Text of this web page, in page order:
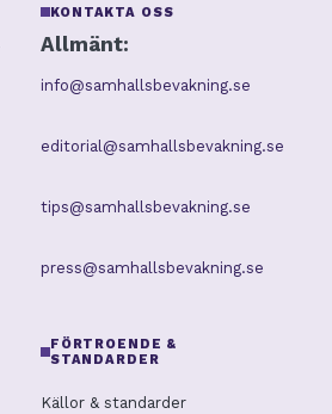
KONTAKTA OSS
Allmänt:
info@samhallsbevakning.se
editorial@samhallsbevakning.se
tips@samhallsbevakning.se
press@samhallsbevakning.se
FÖRTROENDE &
STANDARDER
Källor & standarder